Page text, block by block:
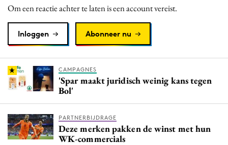
Om een reactie achter te laten is een account vereist.
Inloggen Abonneer nu
CAMPAGNES
'Spar maakt juridisch weinig kans tegen
Bol'
PARTNERBIJDRAGE
Deze merken pakken de winst met hun
WK-commercials